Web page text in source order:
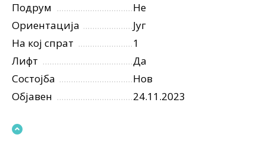
Подрум
Не
Ориентација
Југ
На кој спрат
1
Лифт
Да
Состојба
Нов
Објавен
24.11.2023